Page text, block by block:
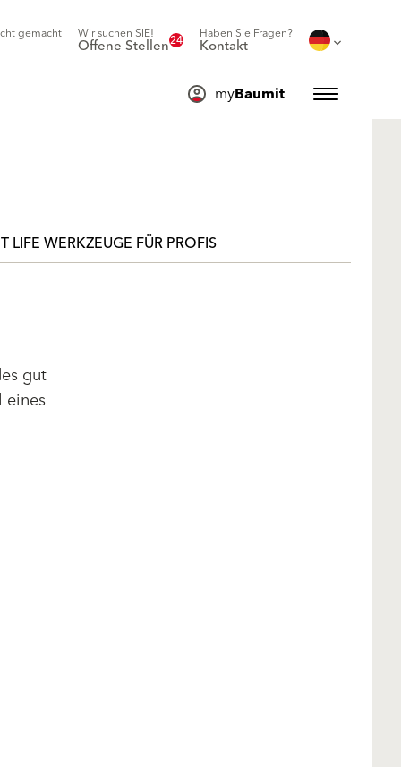
gemacht Wir suchen SIE!
Offene Stellen24 Haben Sie Fragen?
Kontakt
myBaumit
LIFE WERKZEUGE FÜR PROFIS
gut
eines